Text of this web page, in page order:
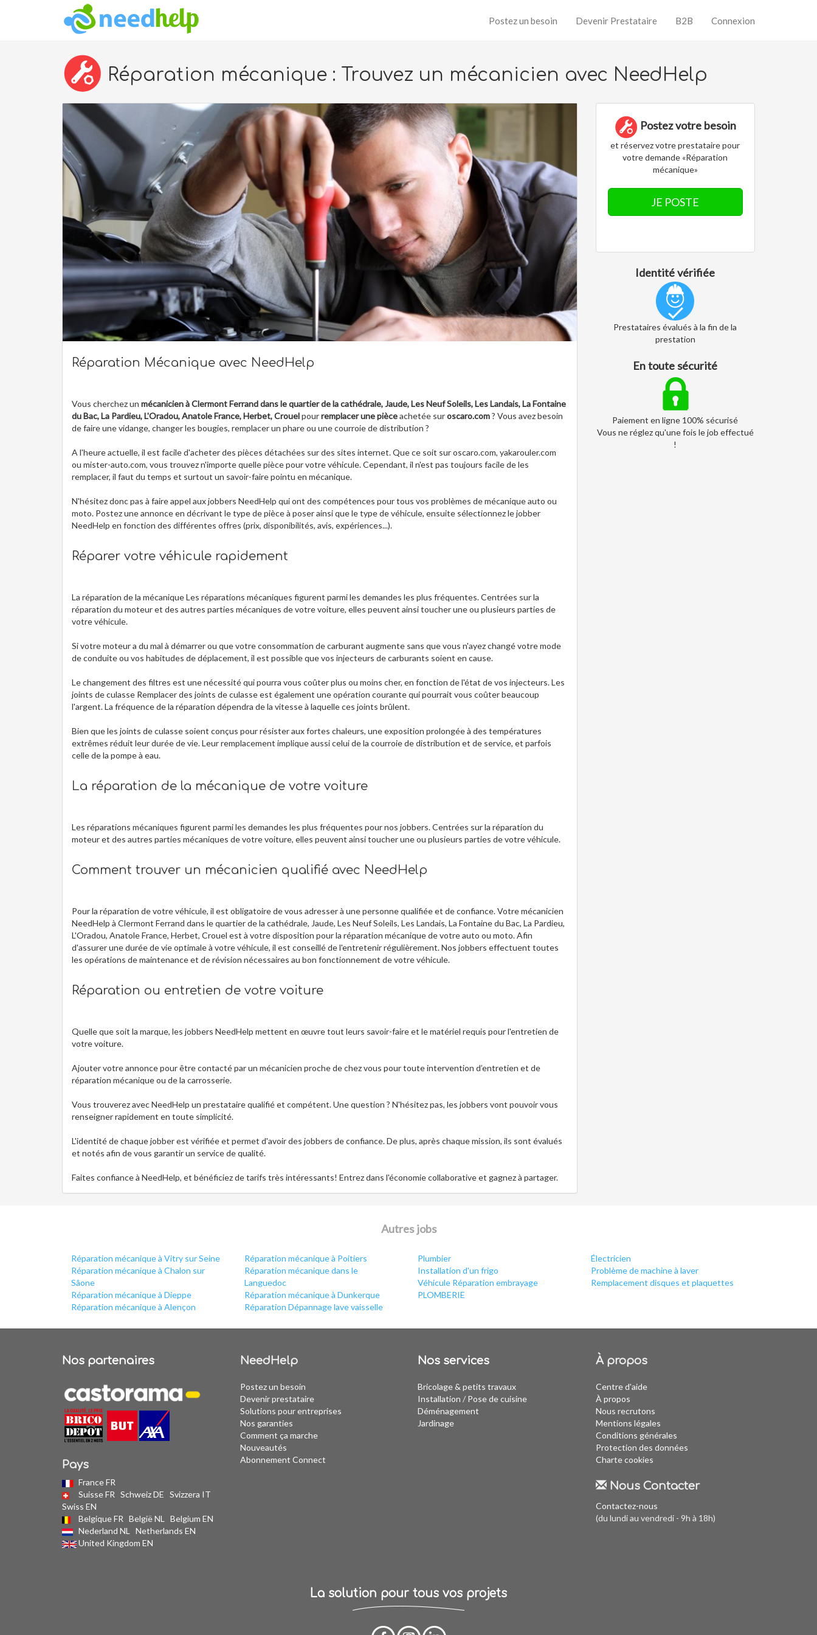
Postez un besoin Devenir Prestataire B2B Connexion
Réparation mécanique : Trouvez un mécanicien avec NeedHelp
Réparation Mécanique avec NeedHelp
Vous cherchez un mécanicien à Clermont Ferrand dans le quartier de la cathédrale, Jaude, Les Neuf Soleils, Les Landais, La Fontaine
du Bac, La Pardieu, L'Oradou, Anatole France, Herbet, Crouelpourremplacer une pièceachetée suroscaro.com? Vous avez besoin
de faire une vidange, changer les bougies, remplacer un phare ou une courroie de distribution ?
A l'heure actuelle, il est facile d'acheter des pièces détachées sur des sites internet. Que ce soit sur oscaro.com, yakarouler.com
ou mister-auto.com, vous trouvez n'importe quelle pièce pour votre véhicule. Cependant, il n'est pas toujours facile de les
remplacer, il faut du temps et surtout un savoir-faire pointu en mécanique.
N'hésitez donc pas à faire appel aux jobbers NeedHelp qui ont des compétences pour tous vos problèmes de mécanique auto ou
moto. Postez une annonce en décrivant le type de pièce à poser ainsi que le type de véhicule, ensuite sélectionnez le jobber
NeedHelp en fonction des différentes offres (prix, disponibilités, avis, expériences...).
Réparer votre véhicule rapidement
La réparation de la mécanique Les réparations mécaniques figurent parmi les demandes les plus fréquentes. Centrées sur la
réparation du moteur et des autres parties mécaniques de votre voiture, elles peuvent ainsi toucher une ou plusieurs parties de
votre véhicule.
Si votre moteur a du mal à démarrer ou que votre consommation de carburant augmente sans que vous n'ayez changé votre mode
de conduite ou vos habitudes de déplacement, il est possible que vos injecteurs de carburants soient en cause.
Le changement des filtres est une nécessité qui pourra vous coûter plus ou moins cher, en fonction de l'état de vos injecteurs. Les
joints de culasse Remplacer des joints de culasse est également une opération courante qui pourrait vous coûter beaucoup
l'argent. La fréquence de la réparation dépendra de la vitesse à laquelle ces joints brûlent.
Bien que les joints de culasse soient conçus pour résister aux fortes chaleurs, une exposition prolongée à des températures
extrêmes réduit leur durée de vie. Leur remplacement implique aussi celui de la courroie de distribution et de service, et parfois
celle de la pompe à eau.
La réparation de la mécanique de votre voiture
Les réparations mécaniques figurent parmi les demandes les plus fréquentes pour nos jobbers. Centrées sur la réparation du
moteur et des autres parties mécaniques de votre voiture, elles peuvent ainsi toucher une ou plusieurs parties de votre véhicule.
Comment trouver un mécanicien qualifié avec NeedHelp
Pour la réparation de votre véhicule, il est obligatoire de vous adresser à une personne qualifiée et de confiance. Votre mécanicien
NeedHelp à Clermont Ferrand dans le quartier de la cathédrale, Jaude, Les Neuf Soleils, Les Landais, La Fontaine du Bac, La Pardieu,
L'Oradou, Anatole France, Herbet, Crouel est à votre disposition pour la réparation mécanique de votre auto ou moto. Afin
d'assurer une durée de vie optimale à votre véhicule, il est conseillé de l'entretenir régulièrement. Nos jobbers effectuent toutes
les opérations de maintenance et de révision nécessaires au bon fonctionnement de votre véhicule.
Réparation ou entretien de votre voiture
Quelle que soit la marque, les jobbers NeedHelp mettent en œuvre tout leurs savoir-faire et le matériel requis pour l'entretien de
votre voiture.
Ajouter votre annonce pour être contacté par un mécanicien proche de chez vous pour toute intervention d’entretien et de
réparation mécanique ou de la carrosserie.
Vous trouverez avec NeedHelp un prestataire qualifié et compétent. Une question ? N'hésitez pas, les jobbers vont pouvoir vous
renseigner rapidement en toute simplicité.
L'identité de chaque jobber est vérifiée et permet d'avoir des jobbers de confiance. De plus, après chaque mission, ils sont évalués
et notés afin de vous garantir un service de qualité.
Faites confiance à NeedHelp, et bénéficiez de tarifs très intéressants! Entrez dans l'économie collaborative et gagnez à partager.
Postez votre besoin
et réservez votre prestataire pour
votre demande «Réparation
mécanique»
JE POSTE
Identité vérifiée
Prestataires évalués à la fin de la
prestation
En toute sécurité
Paiement en ligne 100% sécurisé
Vous ne réglez qu'une fois le job effectué
!
Autres jobs
Réparation mécanique à Vitry sur Seine
Réparation mécanique à Chalon sur
Sâone
Réparation mécanique à Dieppe
Réparation mécanique à Alençon
Réparation mécanique à Poitiers
Réparation mécanique dans le
Languedoc
Réparation mécanique à Dunkerque
Réparation Dépannage lave vaisselle
Plumbier
Installation d'un frigo
Véhicule Réparation embrayage
PLOMBERIE
Électricien
Problème de machine à laver
Remplacement disques et plaquettes
Nos partenaires
Pays
France FR
Suisse FR Schweiz DE Svizzera IT
Swiss EN
Belgique FR België NL
Belgium EN
Nederland NL
Netherlands EN
United Kingdom EN
NeedHelp
Postez un besoin
Devenir prestataire
Solutions pour entreprises
Nos garanties
Comment ça marche
Nouveautés
Abonnement Connect
Nos services
Bricolage & petits travaux
Installation / Pose de cuisine
Déménagement
Jardinage
À propos
Centre d'aide
À propos
Nous recrutons
Mentions légales
Conditions générales
Protection des données
Charte cookies
Nous Contacter
Contactez-nous
(du lundi au vendredi - 9h à 18h)
La solution pour tous vos projets